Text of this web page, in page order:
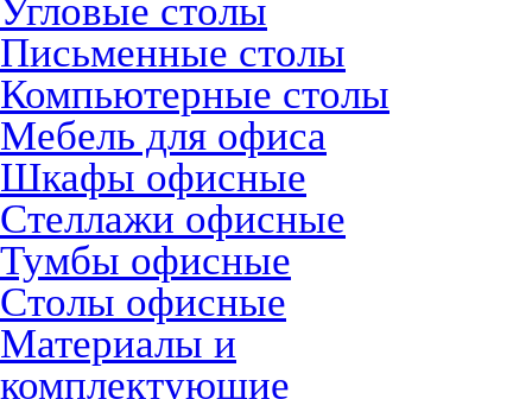
Угловые столы
Письменные столы
Компьютерные столы
Мебель для офиса
Шкафы офисные
Стеллажи офисные
Тумбы офисные
Столы офисные
Материалы и
комплектующие